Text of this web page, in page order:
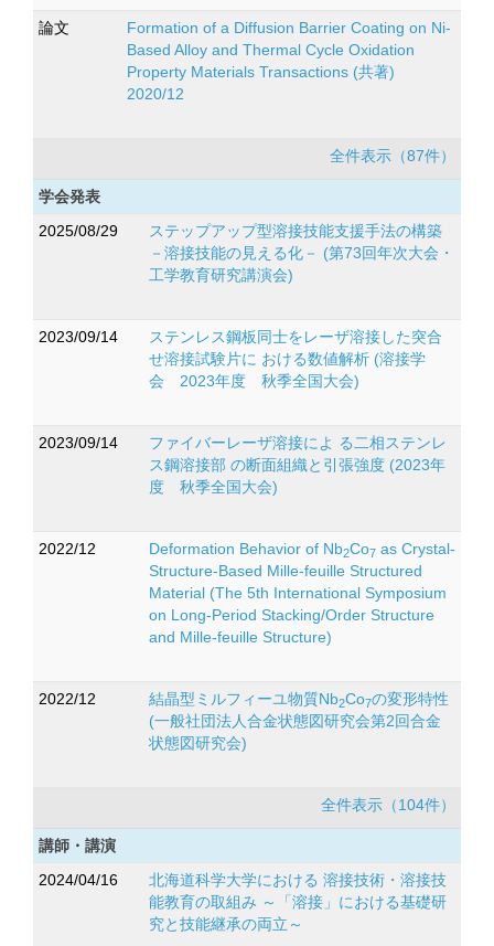
論文
Formation of a Diffusion Barrier Coating on Ni-
Based Alloy and Thermal Cycle Oxidation
Property Materials Transactions (共著)
2020/12
全件表示（87件）
学会発表
2025/08/29
ステップアップ型溶接技能支援手法の構築
－溶接技能の見える化－ (第73回年次大会・
工学教育研究講演会)
2023/09/14
ステンレス鋼板同士をレーザ溶接した突合
せ溶接試験片に おける数値解析 (溶接学
会 2023年度 秋季全国大会)
2023/09/14
ファイバーレーザ溶接によ る二相ステンレ
ス鋼溶接部 の断面組織と引張強度 (2023年
度 秋季全国大会)
2022/12 Deformation Behavior of Nb2Co7 as Crystal-
Structure-Based Mille-feuille Structured
Material (The 5th International Symposium
on Long-Period Stacking/Order Structure
and Mille-feuille Structure)
2022/12 結晶型ミルフィーユ物質Nb2Co7の変形特性
(一般社団法人合金状態図研究会第2回合金
状態図研究会)
全件表示（104件）
講師・講演
2024/04/16
北海道科学大学における 溶接技術・溶接技
能教育の取組み ～「溶接」における基礎研
究と技能継承の両立～